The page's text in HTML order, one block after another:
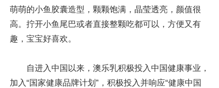
萌萌的小鱼胶囊造型，颗颗饱满，晶莹透亮，颜值很
高。拧开小鱼尾巴或者直接整颗吃都可以，方便又有
趣，宝宝好喜欢。
自进入中国以来，澳乐乳积极投入中国健康事业，
加入“国家健康品牌计划”，积极投入并响应“健康中国